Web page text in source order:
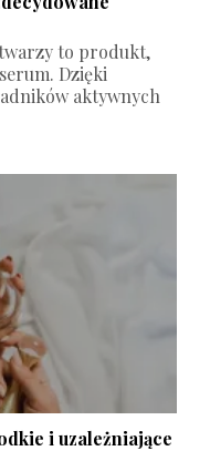
to produkt,
Dzięki
aktywnych
i uzależniające